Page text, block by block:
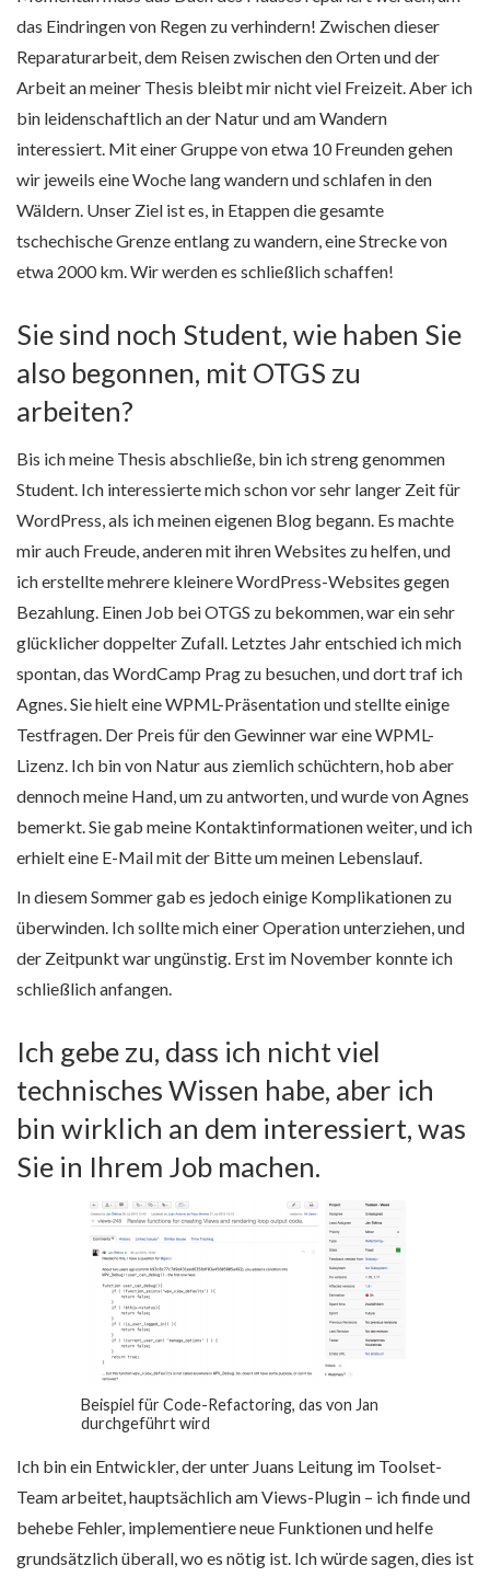
das Eindringen von Regen zu verhindern! Zwischen dieser
Reparaturarbeit, dem Reisen zwischen den Orten und der
Arbeit an meiner Thesis bleibt mir nicht viel Freizeit. Aber ich
bin leidenschaftlich an der Natur und am Wandern
interessiert. Mit einer Gruppe von etwa 10 Freunden gehen
wir jeweils eine Woche lang wandern und schlafen in den
Wäldern. Unser Ziel ist es, in Etappen die gesamte
tschechische Grenze entlang zu wandern, eine Strecke von
etwa 2000 km. Wir werden es schließlich schaffen!
Sie sind noch Student, wie haben Sie
also begonnen, mit OTGS zu
arbeiten?
Bis ich meine Thesis abschließe, bin ich streng genommen
Student. Ich interessierte mich schon vor sehr langer Zeit für
WordPress, als ich meinen eigenen Blog begann. Es machte
mir auch Freude, anderen mit ihren Websites zu helfen, und
ich erstellte mehrere kleinere WordPress-Websites gegen
Bezahlung. Einen Job bei OTGS zu bekommen, war ein sehr
glücklicher doppelter Zufall. Letztes Jahr entschied ich mich
spontan, das WordCamp Prag zu besuchen, und dort traf ich
Agnes. Sie hielt eine WPML-Präsentation und stellte einige
Testfragen. Der Preis für den Gewinner war eine WPML-
Lizenz. Ich bin von Natur aus ziemlich schüchtern, hob aber
dennoch meine Hand, um zu antworten, und wurde von Agnes
bemerkt. Sie gab meine Kontaktinformationen weiter, und ich
erhielt eine E-Mail mit der Bitte um meinen Lebenslauf.
In diesem Sommer gab es jedoch einige Komplikationen zu
überwinden. Ich sollte mich einer Operation unterziehen, und
der Zeitpunkt war ungünstig. Erst im November konnte ich
schließlich anfangen.
Ich gebe zu, dass ich nicht viel
technisches Wissen habe, aber ich
bin wirklich an dem interessiert, was
Sie in Ihrem Job machen.
Beispiel für Code-Refactoring, das von Jan
durchgeführt wird
Ich bin ein Entwickler, der unter Juans Leitung im Toolset-
Team arbeitet, hauptsächlich am Views-Plugin – ich finde und
behebe Fehler, implementiere neue Funktionen und helfe
grundsätzlich überall, wo es nötig ist. Ich würde sagen, dies ist